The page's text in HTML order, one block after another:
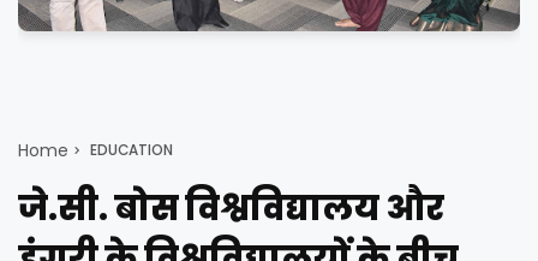
Home EDUCATION
जे.सी. बोस विश्वविद्यालय और